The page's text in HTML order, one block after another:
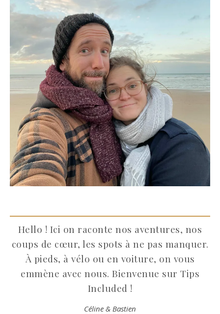
Hello ! Ici on raconte nos aventures, nos
coups de cœur, les spots à ne pas manquer.
À pieds, à vélo ou en voiture, on vous
emmène avec nous. Bienvenue sur Tips
Included !
Céline & Bastien